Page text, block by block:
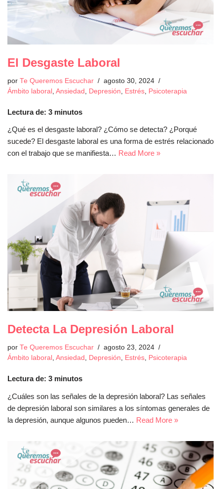
El Desgaste Laboral
por Te Queremos Escuchar
agosto 30, 2024
Ámbito laboral , Ansiedad , Depresión, Estrés, Psicoterapia
Lectura de: 3 minutos
¿Qué es el desgaste laboral? ¿Cómo se detecta? ¿Porqué
sucede? El desgaste laboral es una forma de estrés relacionado
con el trabajo que se manifiesta… Read More »
Detecta La Depresión Laboral
por Te Queremos Escuchar
agosto 23, 2024
Ámbito laboral , Ansiedad , Depresión, Estrés, Psicoterapia
Lectura de: 3 minutos
¿Cuáles son las señales de la depresión laboral? Las señales
de depresión laboral son similares a los síntomas generales de
la depresión, aunque algunos pueden… Read More »